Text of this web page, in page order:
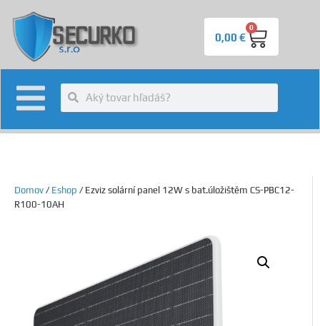
0,00€
0
Domov / Eshop / Ezviz solární panel 12W s bat.úložištěm CS-PBC12-
R100-10AH